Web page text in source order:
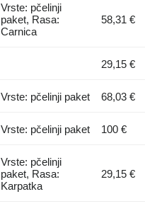
Vrste: pčelinji
paket, Rasa:
Сarnica
58,31 €
29,15 €
Vrste: pčelinji paket 68,03 €
Vrste: pčelinji paket 100 €
Vrste: pčelinji
paket, Rasa:
Karpatka
29,15 €